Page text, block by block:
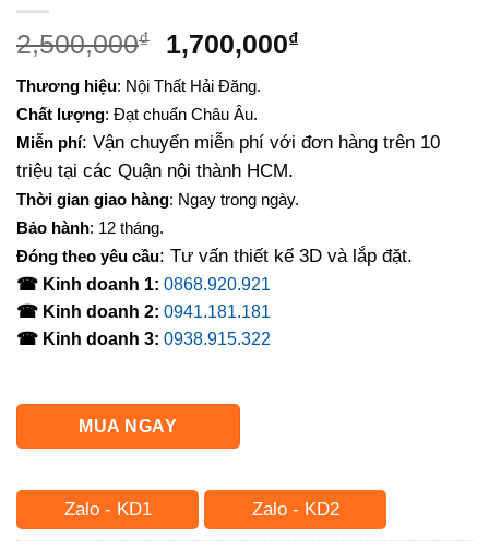
2,500,000₫
Giá
là:
2,500,000₫.
1,700,000₫Giá
1,700,000₫.
Thương hiệu: Nội Thất Hải Đăng.
Chất lượng: Đạt chuẩn Châu Âu.
Miễn phí: Vận chuyển miễn phí với đơn hàng trên 10
triệu tại các Quận nội thành HCM.
Thời gian giao hàng: Ngay trong ngày.
Bảo hành: 12 tháng.
Đóng theo yêu cầu: Tư vấn thiết kế 3D và lắp đặt.
☎ Kinh doanh 1: 0868.920.921
☎ Kinh doanh 2: 0941.181.181
☎ Kinh doanh 3: 0938.915.322
MUA NGAY
Zalo - KD1 Zalo - KD2